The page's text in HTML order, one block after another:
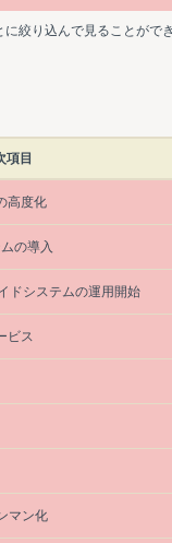
絞り込んで見ることがで
項目
高度化
の導入
ドシステムの運用開始
ビス
マン化